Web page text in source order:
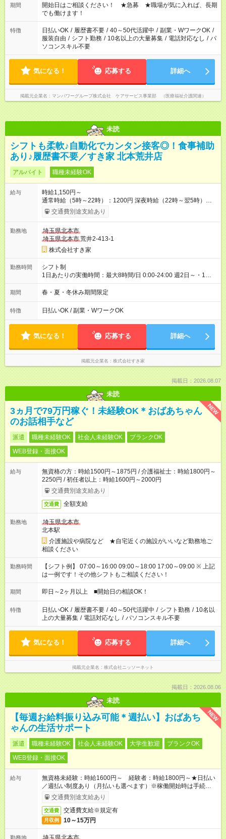
ん ※法令に基づき、週20時間以上勤務は社会保険への加入対象
となります ※労働者派遣法（日雇い派遣の原則禁止）により、
短時間・短期間の就業はご案内が難しい場合があります
期間
開始日はご相談ください！ ★急募 ★職場が気に入れば、長期
でも働けます！
特徴 日払いOK / 履歴書不要 / 40～50代活躍中 / 副業・WワークOK /
服装自由 / シフト勤務 / 10名以上の大量募集 / 電話対応なし / パ
ソコンスキル不要
気になる！ 応募する 詳細へ
掲載元企業名 マンパワーグループ株式会社 ケアサービス事業部 （医療福祉介護関連）
未読
シフトも柔軟♪自動化でカンタン接客◎！食事補助
あり♪履歴書不要／すき家 北本荒井店
アルバイト 職種未経験OK
給与
時給1,150円～
通常時給（5時～22時）：1200円 深夜時給（22時～翌5時）：
1500円 高校生時給：1150円 【特別手当】早朝手当（5：00-9：
00）時給+150円 【試用期間】試用期間あり 試用期間の長さ：1
30日（※条件変更なし）ですが、切り上げで一ヶ月とさせてい
ただきます。 研修制度あり：15時間(研修中も同時給）
交通費別途支給あり
勤務地
埼玉県北本市
埼玉県北本市荒井2-413-1
株式会社すき家
勤務時間
シフト制
1日あたりの実働時間：最大8時間/日 0:00-24:00 週2日～・1日
2h～OK ＜シフト例＞ 〇朝帯 5:00-9:00 〇昼帯 9:00-14:00 〇午
後帯 14:00-18:00 〇夜帯 18:00-22:00 〇深夜帯 22:00-翌5:00 基
ます♪
期間 春・夏・冬休み期間限定
特徴 日払いOK / 副業・WワークOK
気になる！ 応募する 詳細へ
掲載元企業名 株式会社すき家
掲載日：2026.08.07
未読
NEW
3ヵ月で79万円稼ぐ！未経験OK＊おばあちゃん
のお話相手など
派遣 職種未経験OK 社会人未経験OK
ブランクOK
WEB登録・面接OK
給与
無資格の方：時給1500円～1875円 / 介護福祉士：時給1800円～
2250円 / 初任者以上：時給1600円～2000円
交通費別途支給あり
交通費 全額支給
勤務地
埼玉県北本市
北本駅
介護施設や病院など ★自宅近くの施設がいいなど勤務地ご
相談ください
勤務時間
【シフト例】 07:00～16:00 09:00～18:00 17:00～09:00 ※ 上記
は一例です！その他シフトもご相談ください！
期間 即日～2ヶ月以上 ■開始日の相談OK！
特徴 日払いOK / 履歴書不要 / 40～50代活躍中 / シフト勤務 / 10名以
上の大量募集 / 電話対応なし / パソコンスキル不要
気になる！ 応募する 詳細へ
掲載元企業名 株式会社ニッソーネット
掲載日：2026.08.06
未読
NEW
【毎週お給料振り込み可能＊週払い】おばあち
ゃんの生活サポート
派遣 職種未経験OK 社会人未経験OK 大学生歓迎
ブランクOK
WEB登録・面接OK
給与
無資格未経験：時給1600円～ 経験者：時給1800円～★日払い
／週払い制度あり（月払いも選べます）※稼働開始時は手続き完
了次第のお支払いとなります。
交通費別途支給あり
交通費 交通費支給※規定有
月収例 10～15万円
勤務地 埼玉県北本市